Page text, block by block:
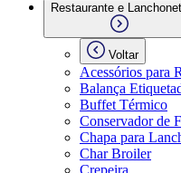
Restaurante e
Voltar
Acessórios para
Balança
Buffet Térmico
Conservador de
Chapa para
Char Broiler